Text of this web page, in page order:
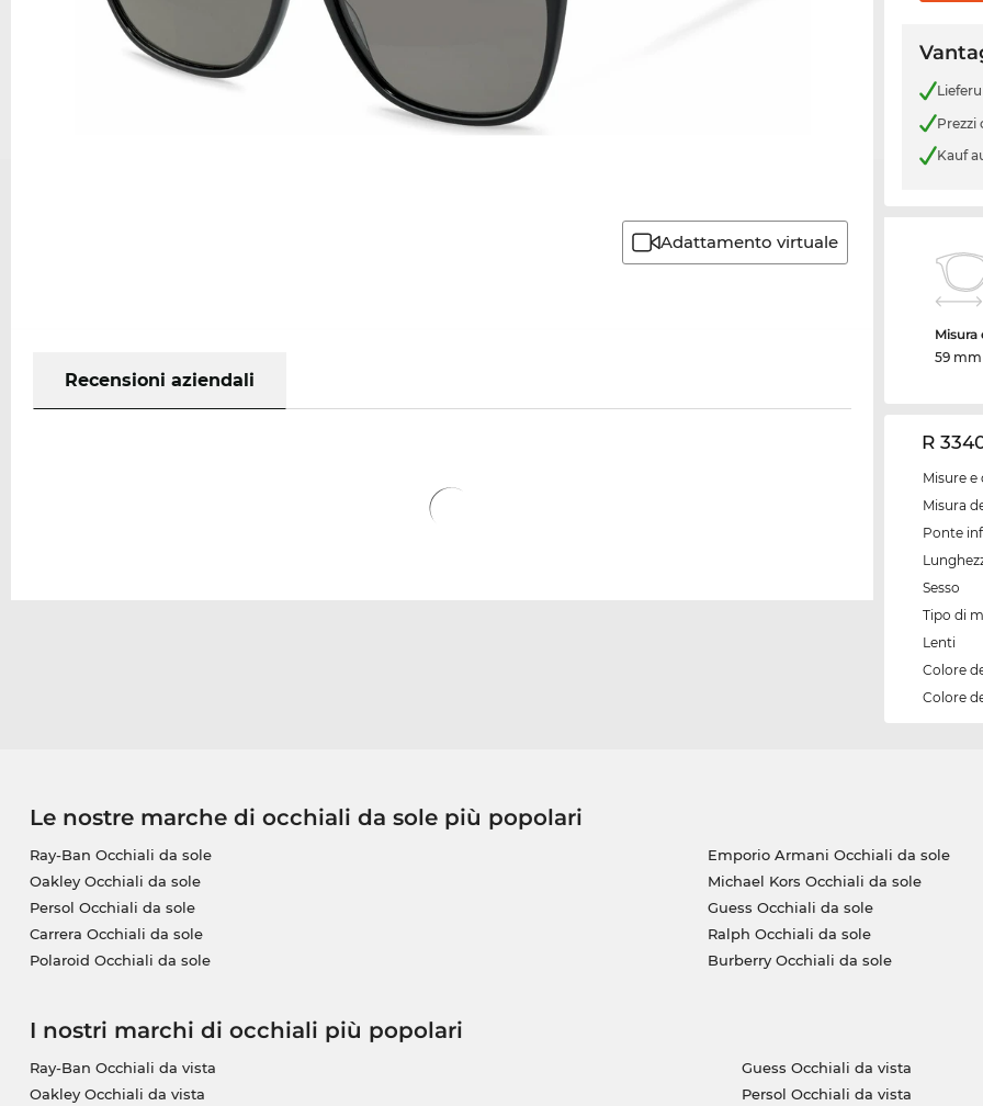
Adattamento virtuale
Recensioni aziendali
Prezzi
Kauf
Misura
59 mm
R
Misure
Misura
Ponte
Sesso
Tipo di
Lenti
Colore
Colore
Le nostre marche di occhiali da sole più popolari
Ray-Ban Occhiali da sole
Oakley Occhiali da sole
Persol Occhiali da sole
Carrera Occhiali da sole
Polaroid Occhiali da sole
Emporio Armani Occhiali da sole
Michael Kors Occhiali da sole
Guess Occhiali da sole
Ralph Occhiali da sole
Burberry Occhiali da sole
I nostri marchi di occhiali più popolari
Ray-Ban Occhiali da vista
Oakley Occhiali da vista
Guess Occhiali da vista
Persol Occhiali da vista